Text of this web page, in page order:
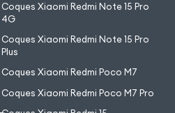
Coques Xiaomi Redmi Note 15 Pro
4G
Coques Xiaomi Redmi Note 15 Pro
Plus
Coques Xiaomi Redmi Poco M7
Coques Xiaomi Redmi Poco M7 Pro